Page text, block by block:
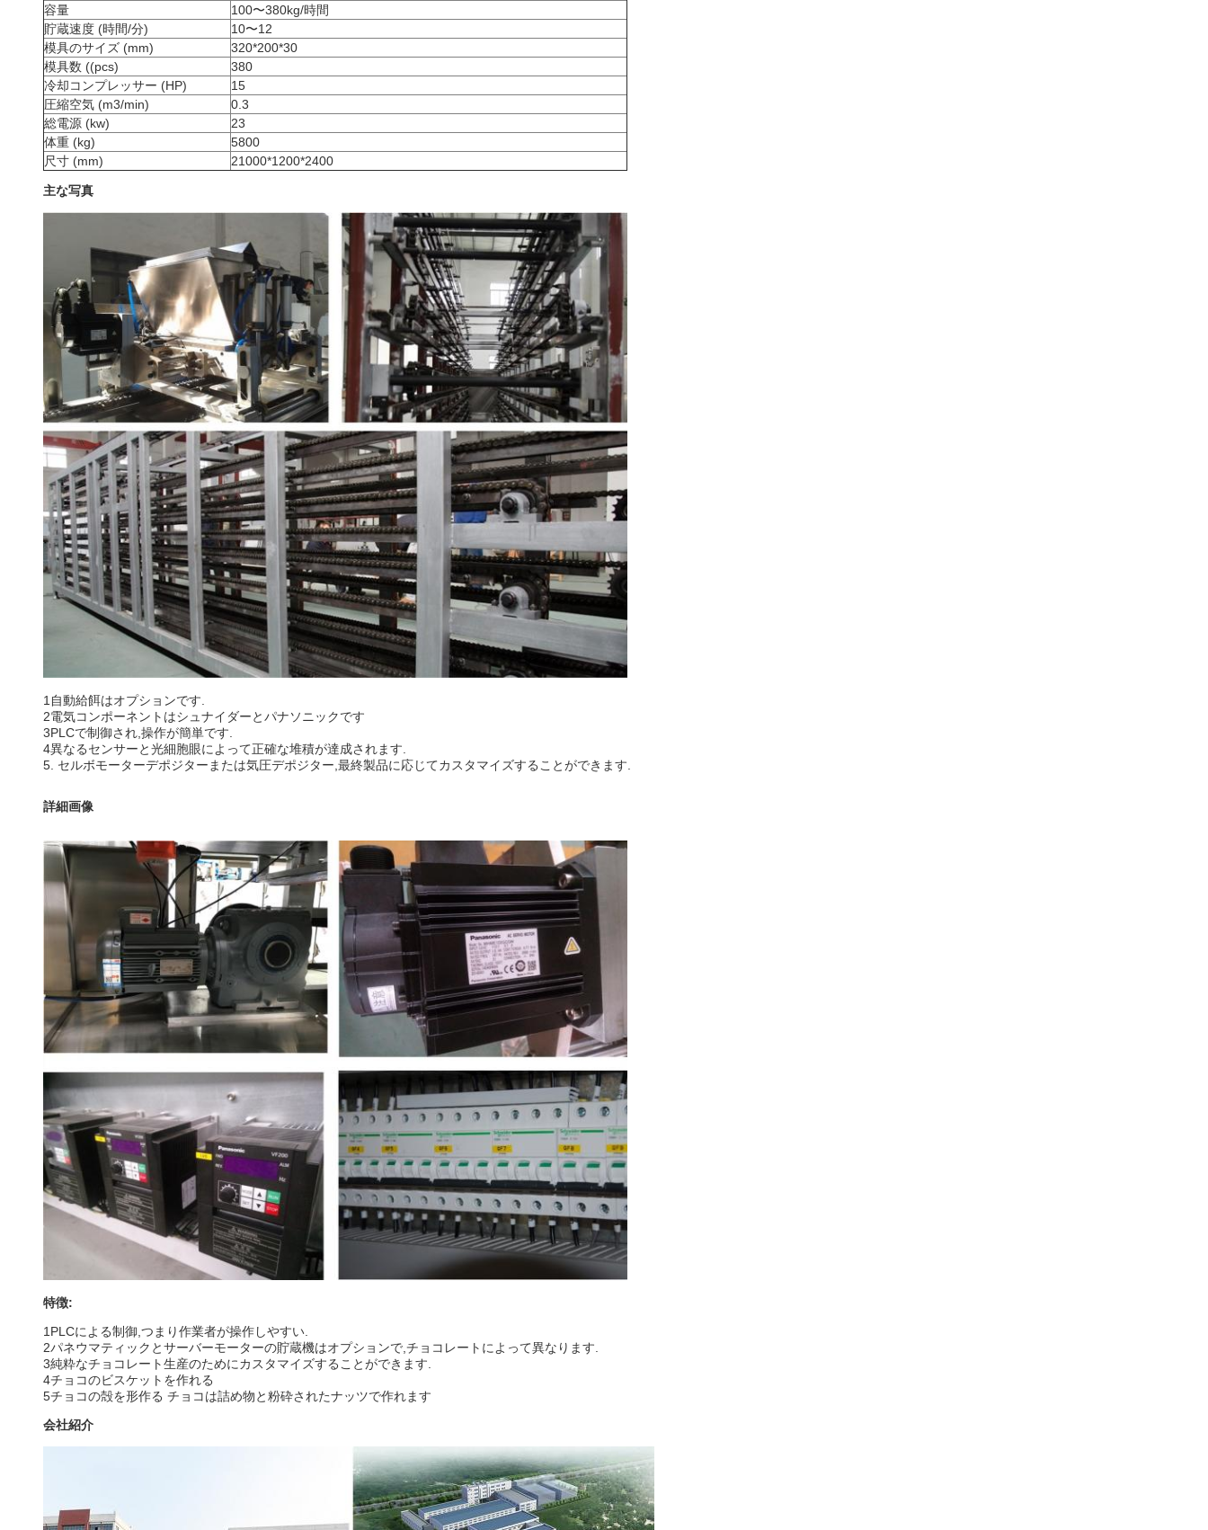
容量
100〜380kg/時間
貯蔵速度 (時間/分)
10〜12
模具のサイズ (mm)
320*200*30
模具数 ((pcs)
380
冷却コンプレッサー (HP)
15
圧縮空気 (m3/min)
0.3
総電源 (kw)
23
体重 (kg)
5800
尺寸 (mm)
21000*1200*2400
主な写真
1自動給餌はオプションです.
2電気コンポーネントはシュナイダーとパナソニックです
3PLCで制御され,操作が簡単です.
4異なるセンサーと光細胞眼によって正確な堆積が達成されます.
5. セルボモーターデポジターまたは気圧デポジター,最終製品に応じてカスタマイズすることができます.
詳細画像
特徴:
1PLCによる制御,つまり作業者が操作しやすい.
2パネウマティックとサーバーモーターの貯蔵機はオプションで,チョコレートによって異なります.
3純粋なチョコレート生産のためにカスタマイズすることができます.
4チョコのビスケットを作れる
5チョコの殻を形作る チョコは詰め物と粉砕されたナッツで作れます
会社紹介